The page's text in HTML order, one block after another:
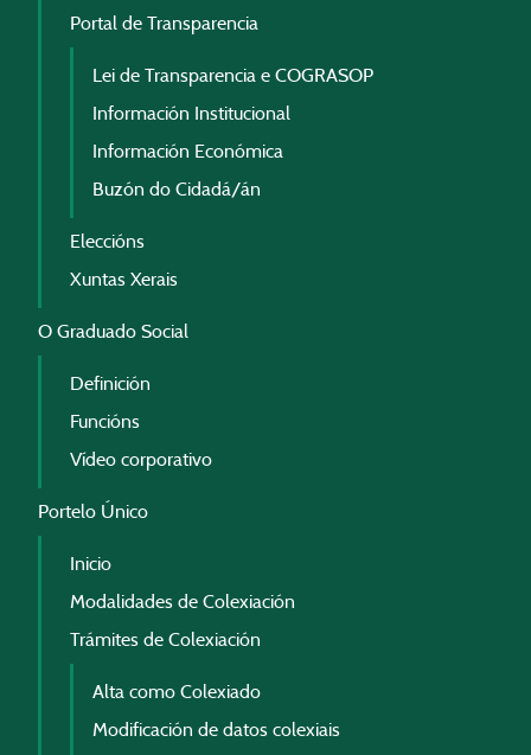
Portal de Transparencia
Lei de Transparencia e COGRASOP
Información Institucional
Información Económica
Buzón do Cidadá/án
Eleccións
Xuntas Xerais
O Graduado Social
Definición
Funcións
Vídeo corporativo
Portelo Único
Inicio
Modalidades de Colexiación
Trámites de Colexiación
Alta como Colexiado
Modificación de datos colexiais